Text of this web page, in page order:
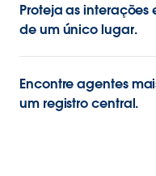
Proteja as
de um único lugar.
Encontre agentes
um registro central.